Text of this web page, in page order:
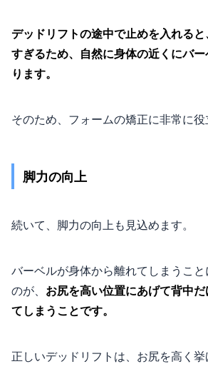
デッドリフトの途中で止めを入れる
すぎるため、自然に身体の近くにバ
ります。
そのため、フォームの矯正に非常に役
脚力の向上
続いて、脚力の向上も見込めます。
バーベルが身体から離れてしまうこ
のが、 お尻を高い位置にあげて背中
てしまうことです。
正しいデッドリフトは、お尻を高く